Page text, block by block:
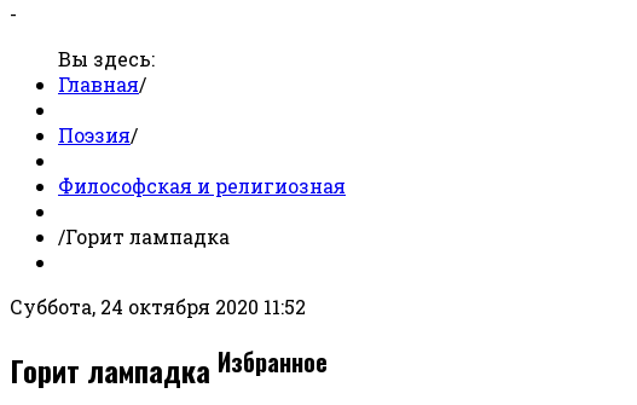
-
Вы здесь:
Главная/
Поэзия/
Философская и религиозная
/Горит лампадка
Суббота, 24 октября 2020 11:52
Горит лампадка Избранное